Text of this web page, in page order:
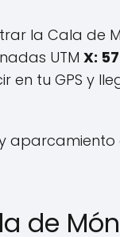
la Cala de
UTM X:
tu GPS y
de